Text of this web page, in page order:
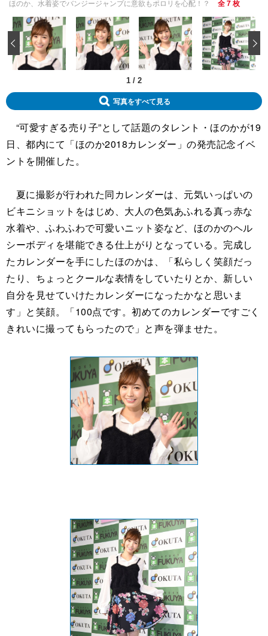
ほのか、水着姿でバンジージャンプに意欲もポロリを心配！？ 全 7 枚
1 / 2
‹
写真をすべて見る
“可愛すぎる売り子”として話題のタレント・ほのかが19
日、都内にて「ほのか2018カレンダー」の発売記念イベ
ントを開催した。
夏に撮影が行われた同カレンダーは、元気いっぱいの
ビキニショットをはじめ、大人の色気あふれる真っ赤な
水着や、ふわふわで可愛いニット姿など、ほのかのヘル
シーボディを堪能できる仕上がりとなっている。完成し
たカレンダーを手にしたほのかは、「私らしく笑顔だっ
たり、ちょっとクールな表情をしていたりとか、新しい
自分を見せていけたカレンダーになったかなと思いま
す」と笑顔。「100点です。初めてのカレンダーですごく
きれいに撮ってもらったので」と声を弾ませた。